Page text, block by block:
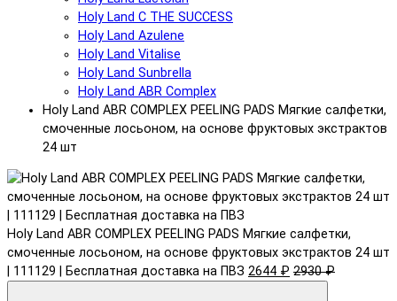
Holy Land C THE SUCCESS
Holy Land Azulene
Holy Land Vitalise
Holy Land Sunbrella
Holy Land ABR Complex
Holy Land ABR COMPLEX PEELING PADS Мягкие салфетки,
смоченные лосьоном, на основе фруктовых экстрактов
24 шт
Holy Land ABR COMPLEX PEELING PADS Мягкие салфетки,
смоченные лосьоном, на основе фруктовых экстрактов 24 шт
| 111129 | Бесплатная доставка на ПВЗ 2644 ₽ 2930 ₽